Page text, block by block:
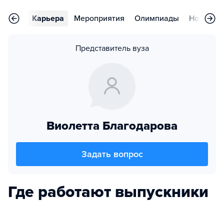
Карьера Мероприятия Олимпиады Новости
Представитель вуза
Виолетта Благодарова
Задать вопрос
Где работают выпускники